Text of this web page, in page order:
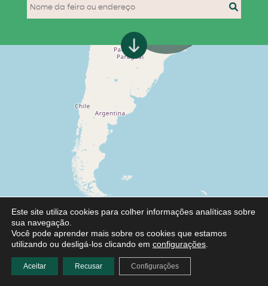
Este site utiliza cookies para colher informações analíticas sobre
sua navegação.
Você pode aprender mais sobre os cookies que estamos
utilizando ou desligá-los clicando em configurações
Aceitar Recusar Configurações